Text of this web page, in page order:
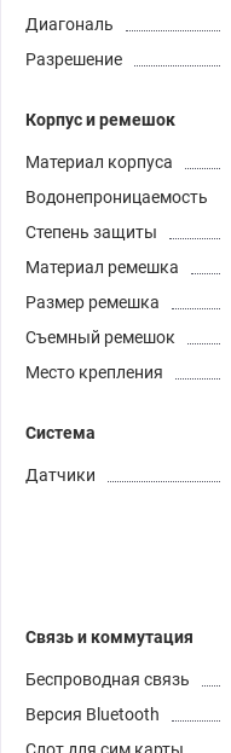
Диагональ
Разрешение
Корпус и ремешок
Материал корпуса
Водонепроницаемость
Степень защиты
Материал ремешка
Размер ремешка
Съемный ремешок
Место крепления
Система
Датчики
Связь и коммутация
Беспроводная связь
Версия Bluetooth
Слот для сим карты